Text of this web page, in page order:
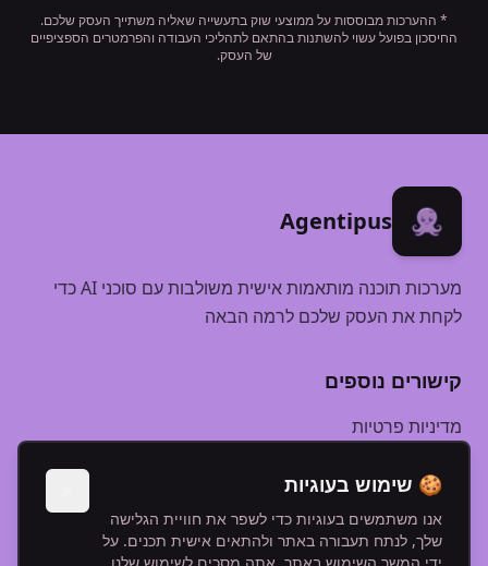
* ההערכות מבוססות על ממוצעי שוק בתעשייה שאליה משתייך העסק שלכם.
החיסכון בפועל עשוי להשתנות בהתאם לתהליכי העבודה והפרמטרים הספציפיים
של העסק.
Agentipus
מערכות תוכנה מותאמות אישית משולבות עם סוכני AI כדי
לקחת את העסק שלכם לרמה הבאה
קישורים נוספים
מדיניות פרטיות
עקבו אחרינו
🍪 שימוש בעוגיות
אנו משתמשים בעוגיות כדי לשפר את חוויית הגלישה
שלך, לנתח תעבורה באתר ולהתאים אישית תכנים. על